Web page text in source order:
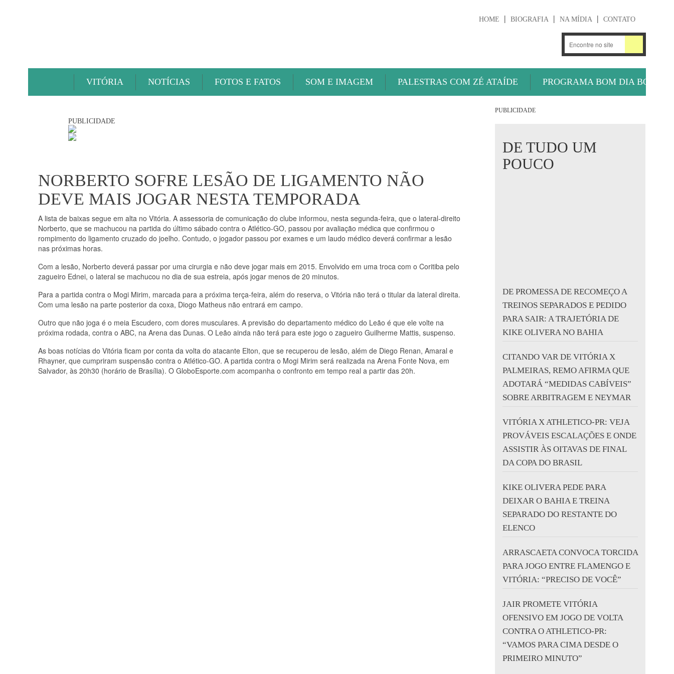
HOME BIOGRAFIA NA MÍDIA CONTATO
VITÓRIA NOTÍCIAS FOTOS E FATOS SOM E IMAGEM PALESTRAS COM ZÉ ATAÍDE PROGRAMA BOM DIA BOLA
PUBLICIDADE
NORBERTO SOFRE LESÃO DE LIGAMENTO NÃO
DEVE MAIS JOGAR NESTA TEMPORADA
A lista de baixas segue em alta no Vitória. A assessoria de comunicação do clube informou, nesta segunda-feira, que o lateral-direito
Norberto, que se machucou na partida do último sábado contra o Atlético-GO, passou por avaliação médica que confirmou o
rompimento do ligamento cruzado do joelho. Contudo, o jogador passou por exames e um laudo médico deverá confirmar a lesão
nas próximas horas.
Com a lesão, Norberto deverá passar por uma cirurgia e não deve jogar mais em 2015. Envolvido em uma troca com o Coritiba pelo
zagueiro Ednei, o lateral se machucou no dia de sua estreia, após jogar menos de 20 minutos.
Para a partida contra o Mogi Mirim, marcada para a próxima terça-feira, além do reserva, o Vitória não terá o titular da lateral direita.
Com uma lesão na parte posterior da coxa, Diogo Matheus não entrará em campo.
Outro que não joga é o meia Escudero, com dores musculares. A previsão do departamento médico do Leão é que ele volte na
próxima rodada, contra o ABC, na Arena das Dunas. O Leão ainda não terá para este jogo o zagueiro Guilherme Mattis, suspenso.
As boas notícias do Vitória ficam por conta da volta do atacante Elton, que se recuperou de lesão, além de Diego Renan, Amaral e
Rhayner, que cumpriram suspensão contra o Atlético-GO. A partida contra o Mogi Mirim será realizada na Arena Fonte Nova, em
Salvador, às 20h30 (horário de Brasília). O GloboEsporte.com acompanha o confronto em tempo real a partir das 20h.
PUBLICIDADE
DE TUDO UM
POUCO
DE PROMESSA DE RECOMEÇO A
TREINOS SEPARADOS E PEDIDO
PARA SAIR: A TRAJETÓRIA DE
KIKE OLIVERA NO BAHIA
CITANDO VAR DE VITÓRIA X
PALMEIRAS, REMO AFIRMA QUE
ADOTARÁ “MEDIDAS CABÍVEIS”
SOBRE ARBITRAGEM E NEYMAR
VITÓRIA X ATHLETICO-PR: VEJA
PROVÁVEIS ESCALAÇÕES E ONDE
ASSISTIR ÀS OITAVAS DE FINAL
DA COPA DO BRASIL
KIKE OLIVERA PEDE PARA
DEIXAR O BAHIA E TREINA
SEPARADO DO RESTANTE DO
ELENCO
ARRASCAETA CONVOCA TORCIDA
PARA JOGO ENTRE FLAMENGO E
VITÓRIA: “PRECISO DE VOCÊ”
JAIR PROMETE VITÓRIA
OFENSIVO EM JOGO DE VOLTA
CONTRA O ATHLETICO-PR:
“VAMOS PARA CIMA DESDE O
PRIMEIRO MINUTO”